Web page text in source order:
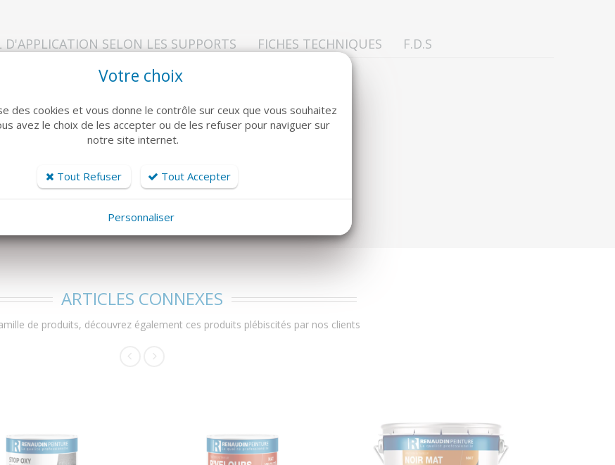
D'APPLICATION SELON LES SUPPORTS FICHES TECHNIQUES F.D.S
avec le DTU en vigueur Nettoyer les fonds par
ou gelé, par température inférieure à 8°C et
ARTICLES CONNEXES
de produits, découvrez également ces produits plébiscités par nos clients
Votre choix
des cookies et vous donne le contrôle sur ceux que vous souhaitez
avez le choix de les accepter ou de les refuser pour naviguer sur
notre site internet.
Tout Refuser Tout Accepter
Personnaliser